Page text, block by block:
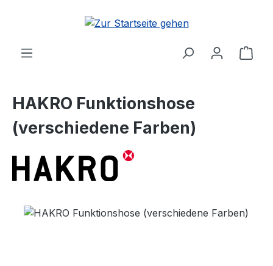
Zum Hauptinhalt springen
HAKRO Funktionshose
(verschiedene Farben)
Bildergalerie überspringen